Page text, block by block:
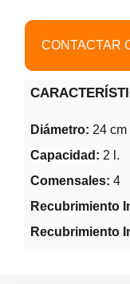
CONTACTAR
Diámetro: 24 cm
Capacidad: 2 l.
Comensales: 4
Recubrimiento
Recubrimiento